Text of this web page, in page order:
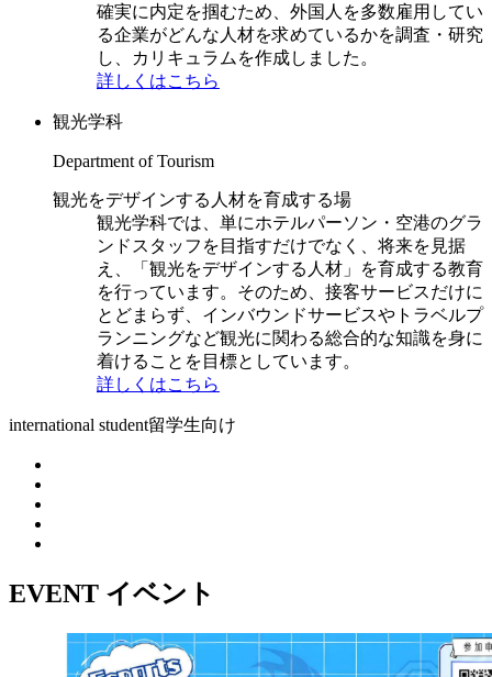
確実に内定を掴むため、外国人を多数雇用してい
る企業がどんな人材を求めているかを調査・研究
し、カリキュラムを作成しました。
詳しくはこちら
観光学科
Department of Tourism
観光をデザインする人材を育成する場
観光学科では、単にホテルパーソン・空港のグラ
ンドスタッフを目指すだけでなく、将来を見据
え、「観光をデザインする人材」を育成する教育
を行っています。そのため、接客サービスだけに
とどまらず、インバウンドサービスやトラベルプ
ランニングなど観光に関わる総合的な知識を身に
着けることを目標としています。
詳しくはこちら
international student留学生向け
EVENT イベント